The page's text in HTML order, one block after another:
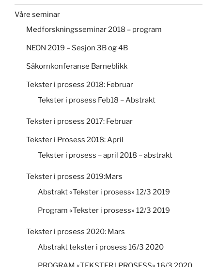
Våre seminar
Medforskningsseminar 2018 – program
NEON 2019 – Sesjon 3B og 4B
Såkornkonferanse Barneblikk
Tekster i prosess 2018: Februar
Tekster i prosess Feb18 – Abstrakt
Tekster i prosess 2017: Februar
Tekster i Prosess 2018: April
Tekster i prosess – april 2018 – abstrakt
Tekster i prosess 2019:Mars
Abstrakt «Tekster i prosess» 12/3 2019
Program «Tekster i prosess» 12/3 2019
Tekster i prosess 2020: Mars
Abstrakt tekster i prosess 16/3 2020